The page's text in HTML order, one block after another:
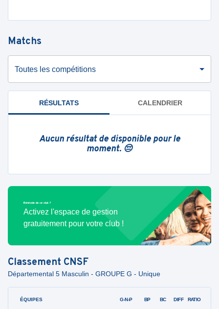
Matchs
Toutes les compétitions
RÉSULTATS CALENDRIER
Aucun résultat de disponible pour le
moment. 😔
Bénévole de ce club ?
Activez l'espace de gestion
gratuitement pour votre club !
Classement CNSF
Départemental 5 Masculin - GROUPE G - Unique
ÉQUIPES G-N-P BP BC DIFF RATIO